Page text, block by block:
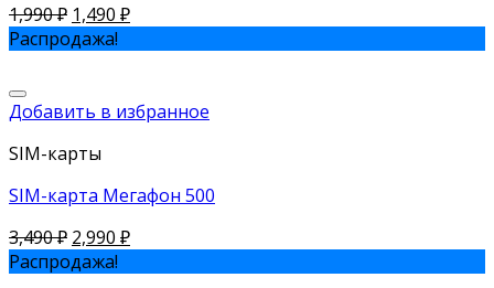
1,990₽ 1,490 ₽
Распродажа!
Добавить в избранное
SIM-карты
SIM-карта Мегафон 500
3,490₽ 2,990 ₽
Распродажа!